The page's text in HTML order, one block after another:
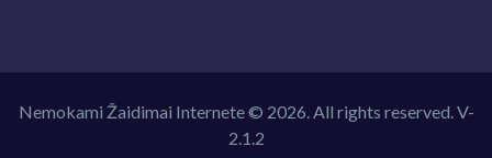
Nemokami Žaidimai Internete © 2026. All rights reserved. V-
2.1.2